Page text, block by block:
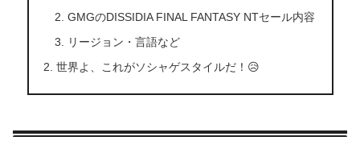
GMGのDISSIDIA FINAL FANTASY NTセール内容
リージョン・言語など
世界よ、これがソシャゲスタイルだ！😥